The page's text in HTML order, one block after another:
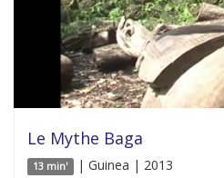
Le Mythe Baga
13 min' | Guinea | 2013